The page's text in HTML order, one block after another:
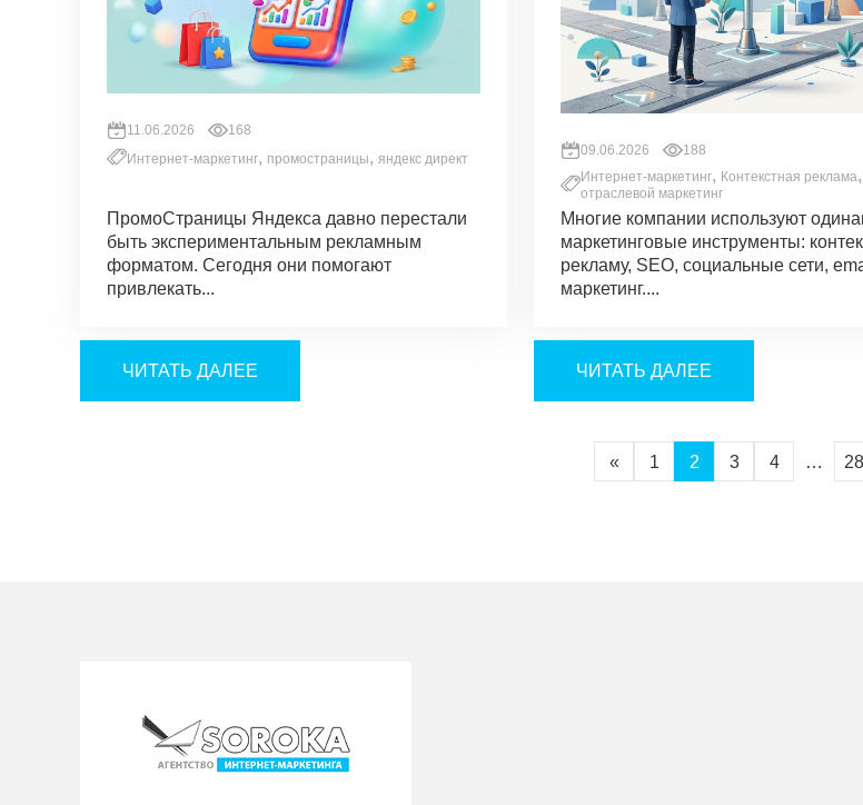
11.06.2026
168
Интернет-маркетинг, промостраницы, яндекс директ
ПромоСтраницы Яндекса давно перестали
быть экспериментальным рекламным
форматом. Сегодня они помогают
привлекать...
ЧИТАТЬ ДАЛЕЕ
09.06.2026
188
Интернет-маркетинг, Контекстная реклама,
отраслевой маркетинг
Многие компании используют
маркетинговые инструменты:
рекламу, SEO, социальные сети,
маркетинг....
ЧИТАТЬ ДАЛЕЕ
« 1 2 3 4 … 28